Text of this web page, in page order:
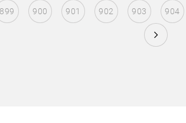
899 900 901 902 903 904